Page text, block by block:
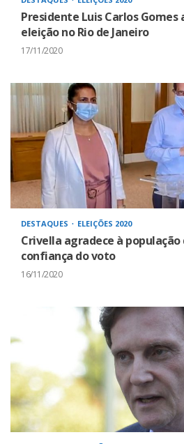
Presidente Luis Carlos
eleição no Rio de Janeiro
17/11/2020
DESTAQUES ELEIÇÕES 2020
Crivella agradece à população
confiança do voto
16/11/2020